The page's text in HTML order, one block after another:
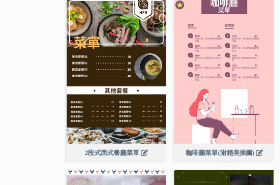
2段式西式餐廳菜單 咖啡廳菜單(附精美插圖)